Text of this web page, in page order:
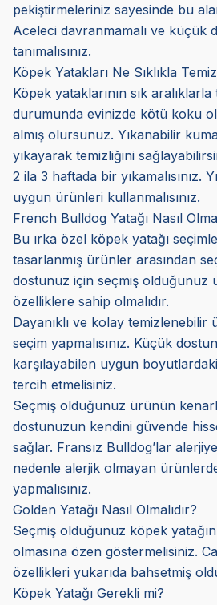
pekiştirmeleriniz sayesinde bu
Aceleci davranmamalı ve küçük
tanımalısınız.
Köpek Yatakları Ne Sıklıkla
Köpek yataklarının sık
durumunda evinizde kötü koku
almış olursunuz. Yıkanabilir
yıkayarak temizliğini
2 ila 3 haftada bir yıkamalısınız.
uygun ürünleri kullanmalısınız.
French Bulldog Yatağı Nasıl
Bu ırka özel köpek yatağı
tasarlanmış ürünler arasından
dostunuz için seçmiş olduğunuz
özelliklere sahip olmalıdır.
Dayanıklı ve kolay
seçim yapmalısınız. Küçük
karşılayabilen uygun
tercih etmelisiniz.
Seçmiş olduğunuz ürünün
dostunuzun kendini güvende
sağlar. Fransız Bulldog’lar
nedenle alerjik olmayan
yapmalısınız.
Golden Yatağı Nasıl Olmalıdır?
Seçmiş olduğunuz köpek
olmasına özen göstermelisiniz.
özellikleri yukarıda bahsetmiş
Köpek Yatağı Gerekli mi?